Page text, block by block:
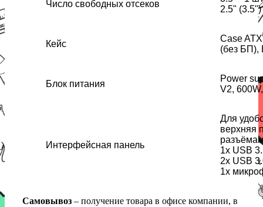
Число свободных отсеков
2.5"
Кейс
Case
(без БП),
Блок питания
Power
V2,
Интерфейсная панель
Для
верхняя
1х USB
2х USB
1x
Самовывоз – получение товара в офисе компании, в